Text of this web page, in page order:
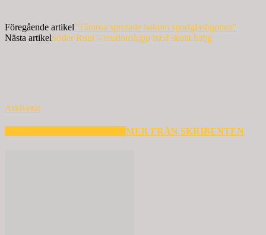
Föregående artikel"Tårarna sprutade bakom sportglasögonen"
Nästa artikelSöder Runt – motionslopp med skönt häng
Arkiverat
MER FRÅN SKRIBENTEN